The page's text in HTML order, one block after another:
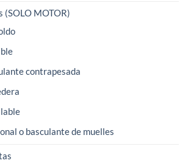
(SOLO MOTOR)
contrapesada
o basculante de muelles